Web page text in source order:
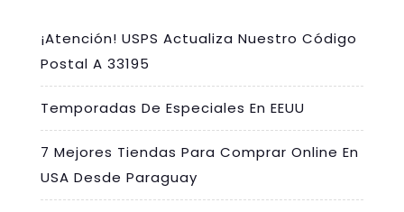
¡Atención! USPS Actualiza Nuestro Código
Postal A 33195
Temporadas De Especiales En EEUU
7 Mejores Tiendas Para Comprar Online En
USA Desde Paraguay